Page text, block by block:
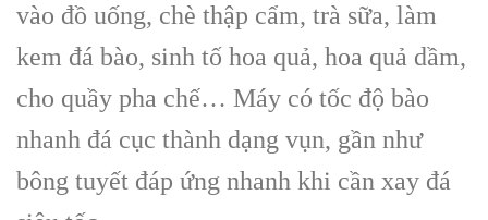
vào đồ uống, chè thập cẩm, trà sữa, làm
kem đá bào, sinh tố hoa quả, hoa quả dầm,
cho quầy pha chế… Máy có tốc độ bào
nhanh đá cục thành dạng vụn, gần như
bông tuyết đáp ứng nhanh khi cần xay đá